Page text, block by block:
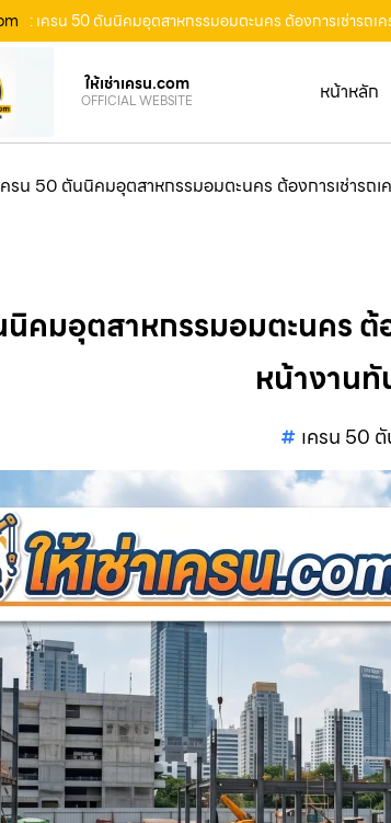
: เครน 50 ตันนิคมอุตสาหกรรมอมตะนคร ต้องการเช่ารถ
ให้เช่าเครน.com
OFFICIAL WEBSITE หน้าหลัก
ครน 50 ตันนิคมอุตสาหกรรมอมตะนคร ต้องการเช่ารถ
นิคมอุตสาหกรรมอมตะนคร
หน้างานทั
เครน 50